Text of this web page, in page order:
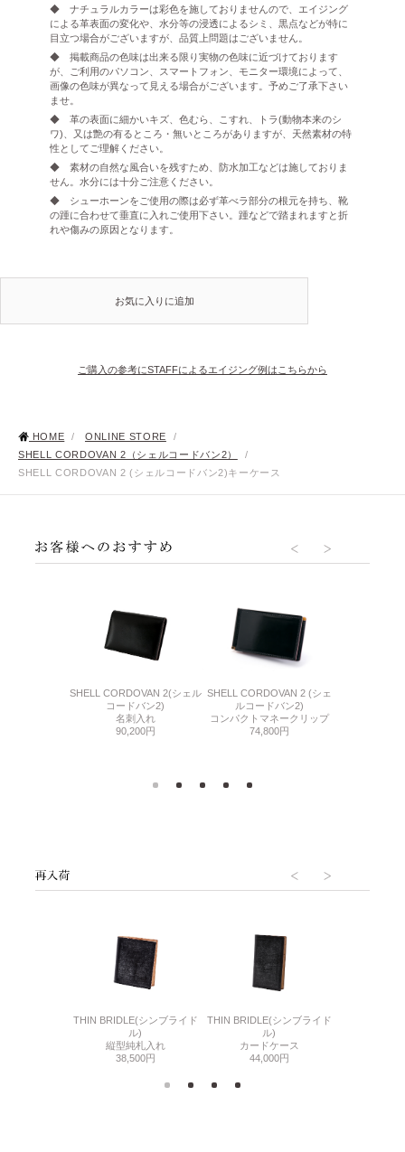
◆ ナチュラルカラーは彩色を施しておりませんので、エイジング
による革表面の変化や、水分等の浸透によるシミ、黒点などが特に
目立つ場合がございますが、品質上問題はございません。
◆ 掲載商品の色味は出来る限り実物の色味に近づけております
が、ご利用のパソコン、スマートフォン、モニター環境によって、
画像の色味が異なって見える場合がございます。予めご了承下さい
ませ。
◆ 革の表面に細かいキズ、色むら、こすれ、トラ(動物本来のシ
ワ)、又は艶の有るところ・無いところがありますが、天然素材の特
性としてご理解ください。
◆ 素材の自然な風合いを残すため、防水加工などは施しておりま
せん。水分には十分ご注意ください。
◆ シューホーンをご使用の際は必ず革べラ部分の根元を持ち、靴
の踵に合わせて垂直に入れご使用下さい。踵などで踏まれますと折
れや傷みの原因となります。
お気に入りに追加
ご購入の参考にSTAFFによるエイジング例はこちらから
HOME / ONLINE STORE
/
SHELL CORDOVAN 2（シェルコードバン2）
/
SHELL CORDOVAN 2 (シェルコードバン2)キーケース
SHELL CORDOVAN 2(シェル
コードバン2)
名刺入れ
90,200円
SHELL CORDOVAN 2 (シェ
ルコードバン2)
コンパクトマネークリップ
74,800円
THIN BRIDLE(シンブライド
ル)
縦型純札入れ
38,500円
THIN BRIDLE(シンブライド
ル)
カードケース
44,000円